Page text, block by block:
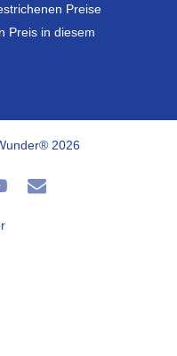
Preise
Preis in diesem
2026